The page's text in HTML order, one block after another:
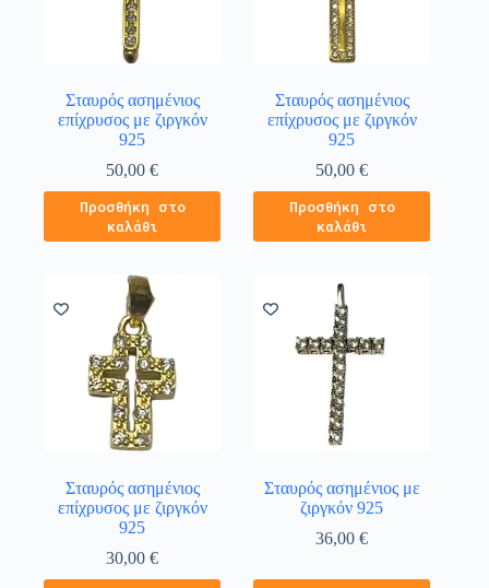
Σταυρός ασημένιος
επίχρυσος με ζιργκόν
925
50,00€
Προσθήκη στο
καλάθι
Σταυρός ασημένιος
επίχρυσος με ζιργκόν
925
50,00€
Προσθήκη στο
καλάθι
Σταυρός ασημένιος
επίχρυσος με ζιργκόν
925
30,00€
Σταυρός ασημένιος με
ζιργκόν 925
36,00€